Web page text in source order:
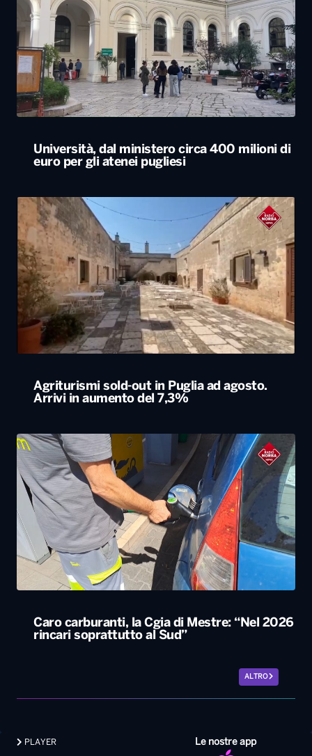
Università, dal ministero circa 400 milioni di
euro per gli atenei pugliesi
Agriturismi sold-out in Puglia ad agosto.
Arrivi in aumento del 7,3%
Caro carburanti, la Cgia di Mestre: “Nel 2026
rincari soprattutto al Sud”
ALTRO
Le nostre app
PLAYER